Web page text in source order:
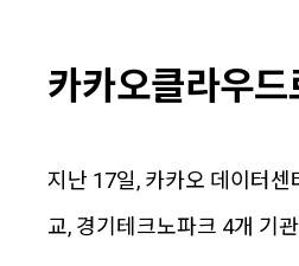
카카오클라우
지난 17일, 카카오 데이터
교, 경기테크노파크 4개 기